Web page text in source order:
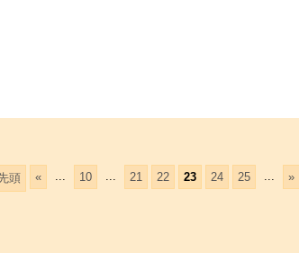
頭 « ... 10 ... 21 22 23 24 25 ... »